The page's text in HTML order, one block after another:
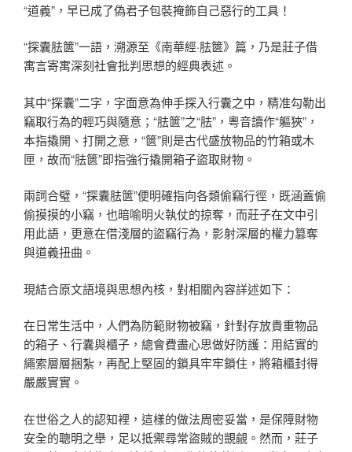
“道義”，早已成了偽君子包裝掩飾自己惡行的工具！
“探囊胠篋”一語，溯源至《南華經·胠篋》篇，乃是莊子借
寓言寄寓深刻社會批判思想的經典表述。
其中“探囊”二字，字面意為伸手探入行囊之中，精准勾勒出
竊取行為的輕巧與隨意；“胠篋”之“胠”，粵音讀作“軀狹”，
本指撬開、打開之意，“篋”則是古代盛放物品的竹箱或木
匣，故而“胠篋”即指強行撬開箱子盜取財物。
兩詞合璧，“探囊胠篋”便明確指向各類偷竊行徑，既涵蓋偷
偷摸摸的小竊，也暗喻明火執仗的掠奪，而莊子在文中引
用此語，更意在借淺層的盜竊行為，影射深層的權力篡奪
與道義扭曲。
現結合原文語境與思想內核，對相關內容詳述如下：
在日常生活中，人們為防範財物被竊，針對存放貴重物品
的箱子、行囊與櫃子，總會費盡心思做好防護：用結實的
繩索層層捆紮，再配上堅固的鎖具牢牢鎖住，將箱櫃封得
嚴嚴實實。
在世俗之人的認知裡，這樣的做法周密妥當，是保障財物
安全的聰明之舉，足以抵禦尋常盜賊的覬覦。然而，莊子